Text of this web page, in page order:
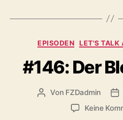
EPISODEN LET'S TALK
#146: Der
Beitragsautor
Von FZDadmin
Keine